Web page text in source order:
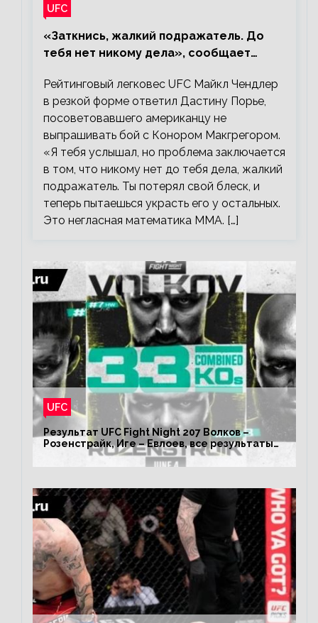
UFC
«Заткнись, жалкий подражатель. До
тебя нет никому дела», сообщает
Рейтинговый легковес UFC Майкл Чендлер
в резкой форме ответил Дастину Порье,
посоветовавшего американцу не
выпрашивать бой с Конором Макгрегором.
«Я тебя услышал, но проблема заключается
в том, что никому нет до тебя дела, жалкий
подражатель. Ты потерял свой блеск, и
теперь пытаешься украсть его у остальных.
Это негласная математика ММА. […]
UFC
Результат UFC Fight Night 207 Волков –
Розенстрайк, Иге – Евлоев, все результаты
турнира ЮФС ФН 207